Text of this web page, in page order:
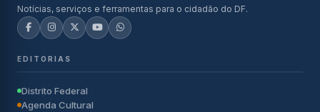
Notícias, serviços e ferramentas para o cidadão do DF.
EDITORIAS
Distrito Federal
Agenda Cultural